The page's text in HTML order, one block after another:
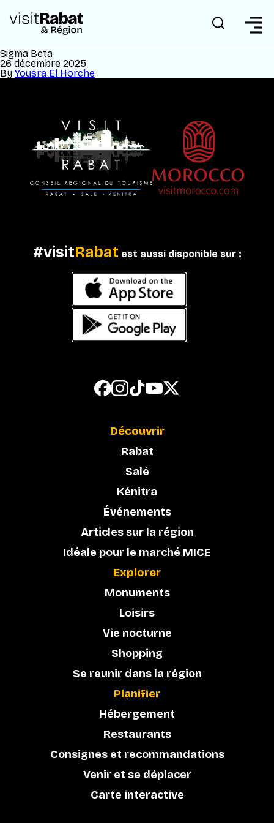
Sigma Beta
26 décembre 2025
By Yousra El Horche
#visitRabat est aussi disponible sur :
Découvrir
Rabat
Salé
Kénitra
Événements
Articles sur la région
Idéale pour le marché MICE
Explorer
Monuments
Loisirs
Vie nocturne
Shopping
Se reunir dans la région
Planifier
Hébergement
Restaurants
Consignes et recommandations
Venir et se déplacer
Carte interactive